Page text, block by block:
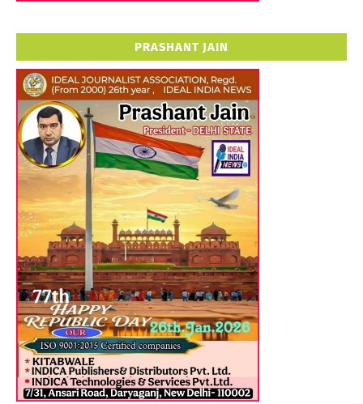
PRASHANT JAIN